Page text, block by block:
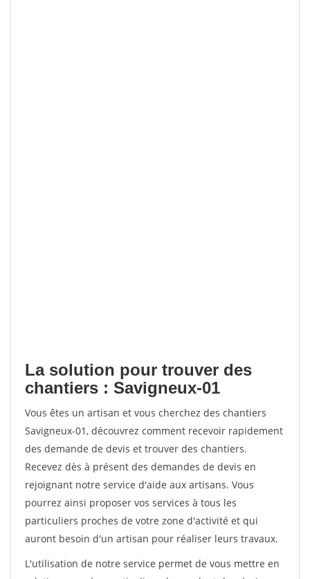
La solution pour trouver des
chantiers : Savigneux-01
Vous êtes un artisan et vous cherchez des chantiers
Savigneux-01, découvrez comment recevoir rapidement
des demande de devis et trouver des chantiers.
Recevez dès à présent des demandes de devis en
rejoignant notre service d'aide aux artisans. Vous
pourrez ainsi proposer vos services à tous les
particuliers proches de votre zone d'activité et qui
auront besoin d'un artisan pour réaliser leurs travaux.
L'utilisation de notre service permet de vous mettre en